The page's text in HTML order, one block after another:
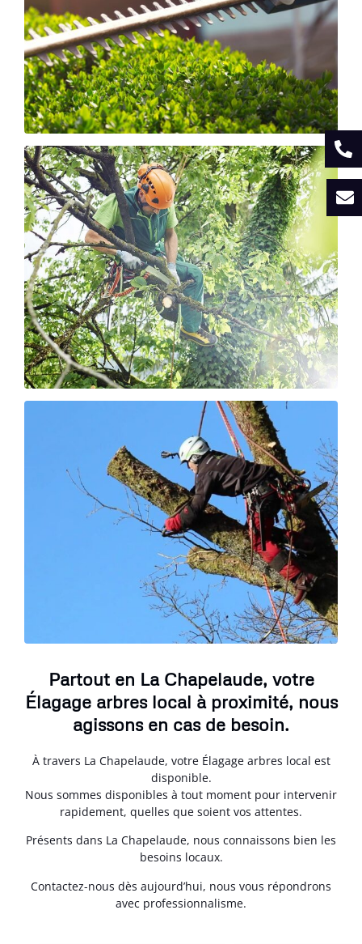
Partout en La Chapelaude, votre
Élagage arbres local à proximité, nous
agissons en cas de besoin.
À travers La Chapelaude, votre Élagage arbres local est
disponible.
Nous sommes disponibles à tout moment pour intervenir
rapidement, quelles que soient vos attentes.
Présents dans La Chapelaude, nous connaissons bien les
besoins locaux.
Contactez-nous dès aujourd’hui, nous vous répondrons
avec professionnalisme.